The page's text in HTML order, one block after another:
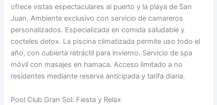
ofrece vistas espectaculares al puerto y la playa de San
Juan. Ambiente exclusivo con servicio de camareros
personalizados. Especializada en comida saludable y
cocteles detox. La piscina climatizada permite uso todo el
año, con cubierta retráctil para invierno. Servicio de spa
móvil con masajes en hamaca. Acceso limitado a no
residentes mediante reserva anticipada y tarifa diaria.
Pool Club Gran Sol: Fiesta y Relax